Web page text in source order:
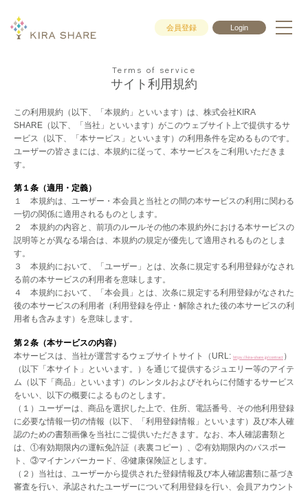
会員登録 Login
Terms of service
サイト利用規約
この利用規約（以下、「本規約」といいます）は、株式会社KIRA
SHARE（以下、「当社」といいます）がこのウェブサイト上で提供するサ
ービス（以下、「本サービス」といいます）の利用条件を定めるものです。
ユーザーの皆さまには、本規約に従って、本サービスをご利用いただきま
す。
第１条（適用・定義）
１ 本規約は、ユーザー・本会員と当社との間の本サービスの利用に関わる
一切の関係に適用されるものとします。
２ 本規約の内容と、前項のルールその他の本規約外における本サービスの
説明等とが異なる場合は、本規約の規定が優先して適用されるものとしま
す。
３ 本規約において、「ユーザー」とは、次条に規定する利用登録がなされ
る前の本サービスの利用者を意味します。
４ 本規約において、「本会員」とは、次条に規定する利用登録がなされた
後の本サービスの利用者（利用登録を停止・解除された後の本サービスの利
用者も含みます）を意味します。
第２条（本サービスの内容）
本サービスは、当社が運営するウェブサイトサイト（URL: https://kira-share.jp/contract ）
（以下「本サイト」といいます。）を通じて提供するジュエリー等のアイテ
ム（以下「商品」といいます）のレンタルおよびそれらに付随するサービス
をいい、以下の概要によるものとします。
（１）ユーザーは、商品を選択した上で、住所、電話番号、その他利用登録
に必要な情報一切の情報（以下、「利用登録情報」といいます）及び本人確
認のための書類画像を当社にご提供いただきます。なお、本人確認書類と
は、①有効期限内の運転免許証（表裏コピー）、②有効期限内のパスポー
ト、③マイナンバーカード、④健康保険証とします。
（２）当社は、ユーザーから提供された登録情報及び本人確認書類に基づき
審査を行い、承認されたユーザーについて利用登録を行い、会員アカウント